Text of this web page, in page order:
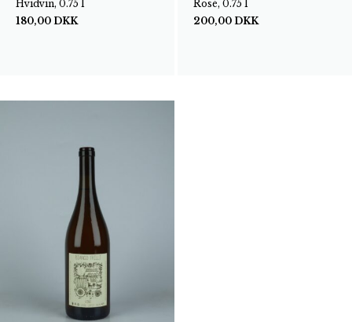
Hvidvin, 0.75 l
180,00 DKK
Rosé, 0.75 l
200,00 DKK